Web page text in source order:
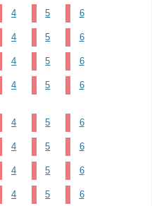
4 5 6
4 5 6
4 5 6
4 5 6
4 5 6
4 5 6
4 5 6
4 5 6